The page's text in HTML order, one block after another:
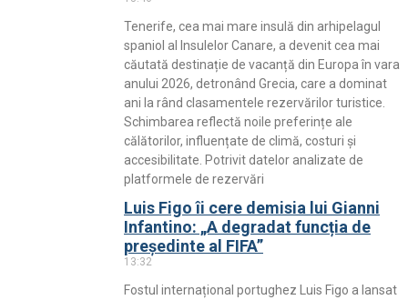
Tenerife, cea mai mare insulă din arhipelagul
spaniol al Insulelor Canare, a devenit cea mai
căutată destinație de vacanță din Europa în vara
anului 2026, detronând Grecia, care a dominat
ani la rând clasamentele rezervărilor turistice.
Schimbarea reflectă noile preferințe ale
călătorilor, influențate de climă, costuri și
accesibilitate. Potrivit datelor analizate de
platformele de rezervări
Luis Figo îi cere demisia lui Gianni
Infantino: „A degradat funcția de
președinte al FIFA”
13:32
Fostul internațional portughez Luis Figo a lansat